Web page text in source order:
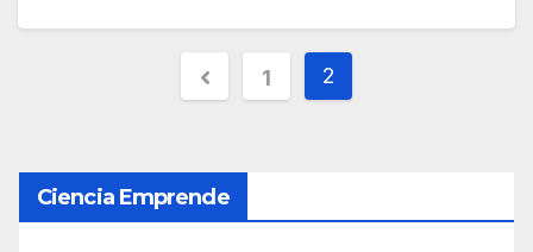
g
i
1 2
Ciencia Emprende